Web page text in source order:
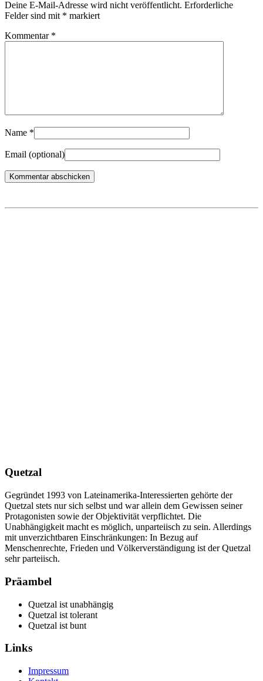
Deine E-Mail-Adresse wird nicht veröffentlicht. Erforderliche
Felder sind mit * markiert
Kommentar *
Name *
Email (optional)
Quetzal
Gegründet 1993 von Lateinamerika-Interessierten gehörte der
Quetzal stets nur sich selbst und war allein dem Gewissen seiner
Protagonisten sowie der Objektivität verpflichtet. Die
Unabhängigkeit macht es möglich, unparteiisch zu sein. Allerdings
mit unverzichtbaren Einschränkungen: In Bezug auf
Menschenrechte, Frieden und Völkerverständigung ist der Quetzal
sehr parteiisch.
Präambel
Quetzal ist unabhängig
Quetzal ist tolerant
Quetzal ist bunt
Links
Impressum